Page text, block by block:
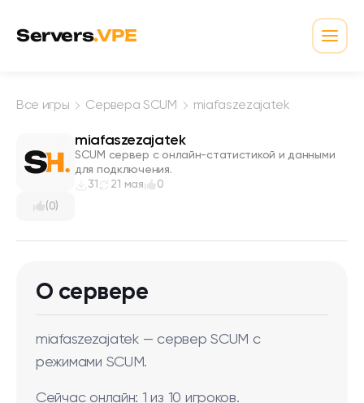
Servers.VPE
Все игры Сервера SCUM miafaszezajatek
(0)
miafaszezajatek
SCUM сервер с онлайн-статистикой и данными
для подключения.
31
21 мая 0
О сервере
miafaszezajatek — сервер SCUM с
режимами SCUM.
Сейчас онлайн: 1 из 10 игроков.